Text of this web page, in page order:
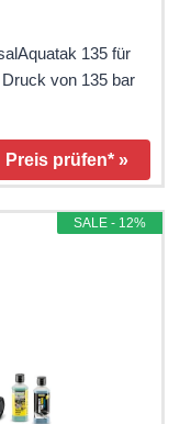
135 für
von 135 bar
Preis prüfen* »
SALE - 12%